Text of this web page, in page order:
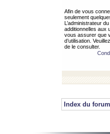
Afin de vous
seulement
L’administrateur
additionnelles aux
vous assurer que
d’utilisation.
de le consulter.
Index du forum